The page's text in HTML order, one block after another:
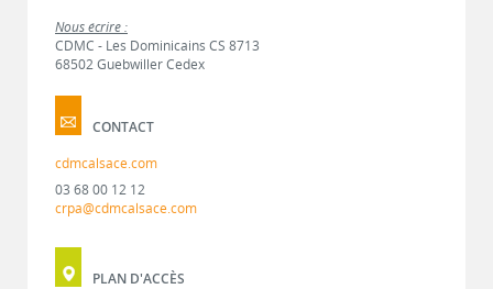
Nous écrire :
CDMC - Les Dominicains CS 8713
68502 Guebwiller Cedex
CONTACT
cdmcalsace.com
03 68 00 12 12
crpa@cdmcalsace.com
PLAN D'ACCÈS